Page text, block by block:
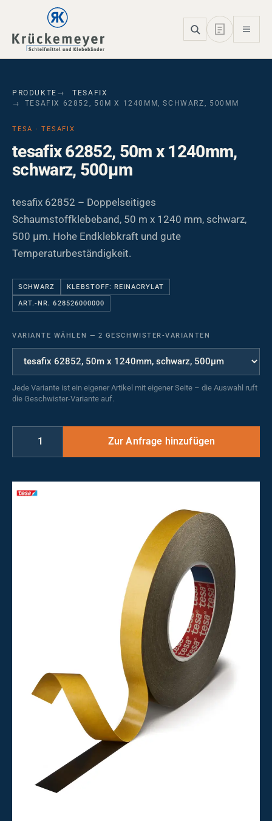
Skip to main navigation
Skip to main content
Skip to page footer
PRODUKTE
TESAFIX
TESAFIX 62852, 50M X 1240MM, SCHWARZ, 500ΜM
TESA · TESAFIX
tesafix 62852, 50m x 1240mm,
schwarz, 500µm
tesafix 62852 – Doppelseitiges
Schaumstoffklebeband, 50 m x 1240 mm, schwarz,
500 µm. Hohe Endklebkraft und gute
Temperaturbeständigkeit.
SCHWARZ KLEBSTOFF: REINACRYLAT
ART.-NR. 628526000000
VARIANTE WÄHLEN — 2 GESCHWISTER-VARIANTEN
Jede Variante ist ein eigener Artikel mit eigener Seite – die Auswahl ruft
die Geschwister-Variante auf.